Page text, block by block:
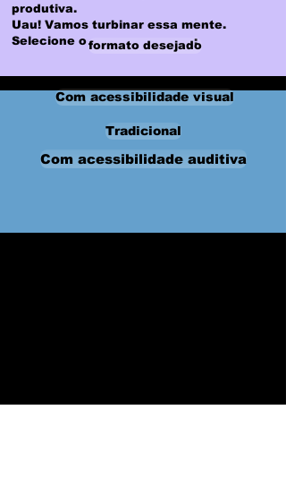
produtiva.
Uau! Vamos turbinar essa mente.
Selecione o:
formato desejado
Com acessibilidade visual
Tradicional
Com acessibilidade auditiva